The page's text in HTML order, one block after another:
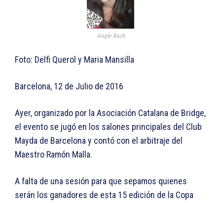
Angie Bach
Foto: Delfi Querol y Maria Mansilla
Barcelona, 12 de Julio de 2016
Ayer, organizado por la Asociación Catalana de Bridge,
el evento se jugó en los salones principales del Club
Mayda de Barcelona y contó con el arbitraje del
Maestro Ramón Malla.
A falta de una sesión para que sepamos quienes
serán los ganadores de esta 15 edición de la Copa